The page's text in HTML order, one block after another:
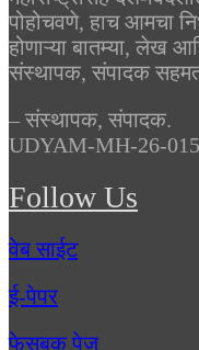
पोहोचवणे, हाच आमचा
होणाऱ्या बातम्या, लेख
संस्थापक, संपादक
– संस्थापक, संपादक.
UDYAM-MH-26-
Follow Us
वेब साईट
ई-पेपर
फेसबूक पेज